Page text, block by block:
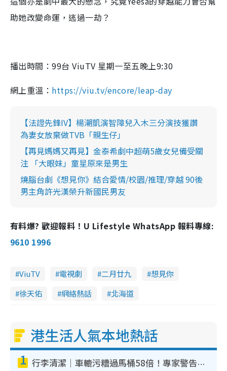
助她改變命運，逃過一劫？
播出時間：99台 ViuTV 星期一至五晚上9:30
網上重溫： https://viu.tv/encore/leap-day
【法證先鋒IV】楊潮凱演智障兒入木三分演技獲讚
為妻女放棄做TVB「親生仔」
【再見媽媽又再見】金泰希劇中超萌5歲女兒備受關
注 「大眼妹」童星原來是男生
燒腦台劇《想見你》結合愛情/校園/推理/穿越 90後
男主角許光漢榮升新國民男友
有料爆? 歡迎報料！U Lifestyle WhatsApp 報料專線:
9610 1996
ViuTV 電視劇 二月廿九
想見你
徐天佑
網絡熱話 北海道
港生活人氣本地熱話
1 行李清潔｜車轆污糟過馬桶58倍！專家警告忌用酒精抹 教1招免污手除菌